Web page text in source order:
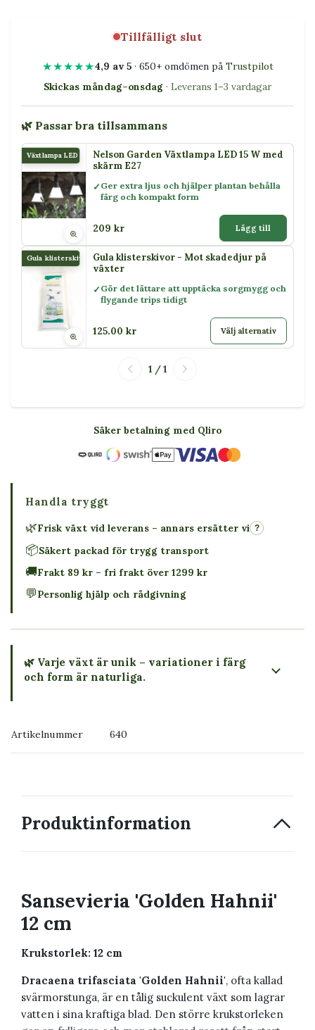
Tillfälligt slut
★★★★★4,9 av 5· 650+ omdömen på Trustpilot
Skickas måndag–onsdag · Leverans 1–3 vardagar
🌿 Passar bra tillsammans
Växtlampa LED 15 WNelson Garden Växtlampa LED 15 W med
skärm E27
Ger extra ljus och hjälper plantan behålla
färg och kompakt form
209 kr Lägg till
Gula klisterskivor
Gula klisterskivor - Mot skadedjur på
växter
Gör det lättare att upptäcka sorgmygg och
flygande trips tidigt
125.00 kr Välj alternativ
1 / 1
Säker betalning med Qliro
Handla tryggt
🌿Frisk växt vid leverans – annars ersätter vi ?
📦Säkert packad för trygg transport
🚚Frakt 89 kr – fri frakt över 1299 kr
💬Personlig hjälp och rådgivning
🌿 Varje växt är unik – variationer i färg
och form är naturliga.
Artikelnummer 640
Produktinformation
Sansevieria 'Golden Hahnii'
12 cm
Krukstorlek: 12 cm
Dracaena trifasciata 'Golden Hahnii', ofta kallad
svärmorstunga, är en tålig suckulent växt som lagrar
vatten i sina kraftiga blad. Den större krukstorleken